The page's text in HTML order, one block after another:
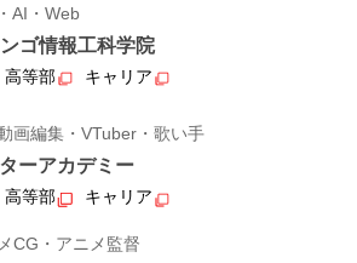
AI・Web
ゴ情報工科学院
高等部 キャリア
画編集・VTuber・歌い手
ーアカデミー
高等部 キャリア
CG・アニメ監督